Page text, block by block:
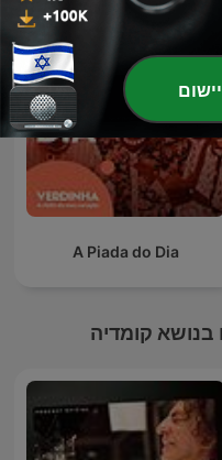
A Piada do Dia
בנושא קומדיה